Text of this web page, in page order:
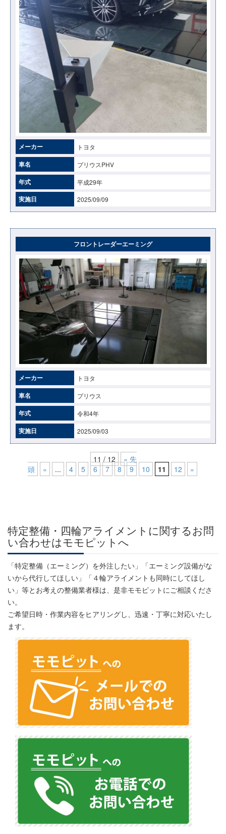
メーカー トヨタ
車名 プリウスPHV
年式 平成29年
実施日 2025/09/09
フロントレーダーエーミング
メーカー トヨタ
車名 プリウス
年式 令和4年
実施日 2025/09/03
11 / 12
« 先
頭
« ... 4 5 6 7 8 9 10 11 12 »
特定整備・四輪アライメントに関するお問
い合わせはモモピットへ
「特定整備（エーミング）を外注したい」「エーミング設備がな
いから代行してほしい」「４輪アライメントも同時にしてほし
い」等とお考えの整備業者様は、是非モモピットにご相談くださ
い。
ご希望日時・作業内容をヒアリングし、迅速・丁寧に対応いたし
ます。